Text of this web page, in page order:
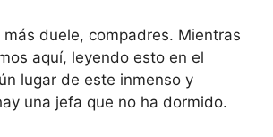
más duele, compadres. Mientras
aquí, leyendo esto en el
lugar de este inmenso y
una jefa que no ha dormido.